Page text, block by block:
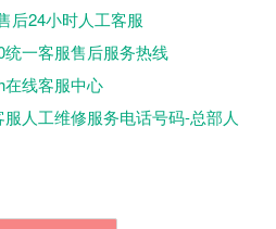
后24小时人工客服
一客服售后服务热线
在线客服中心
人工维修服务电话号码-总部人